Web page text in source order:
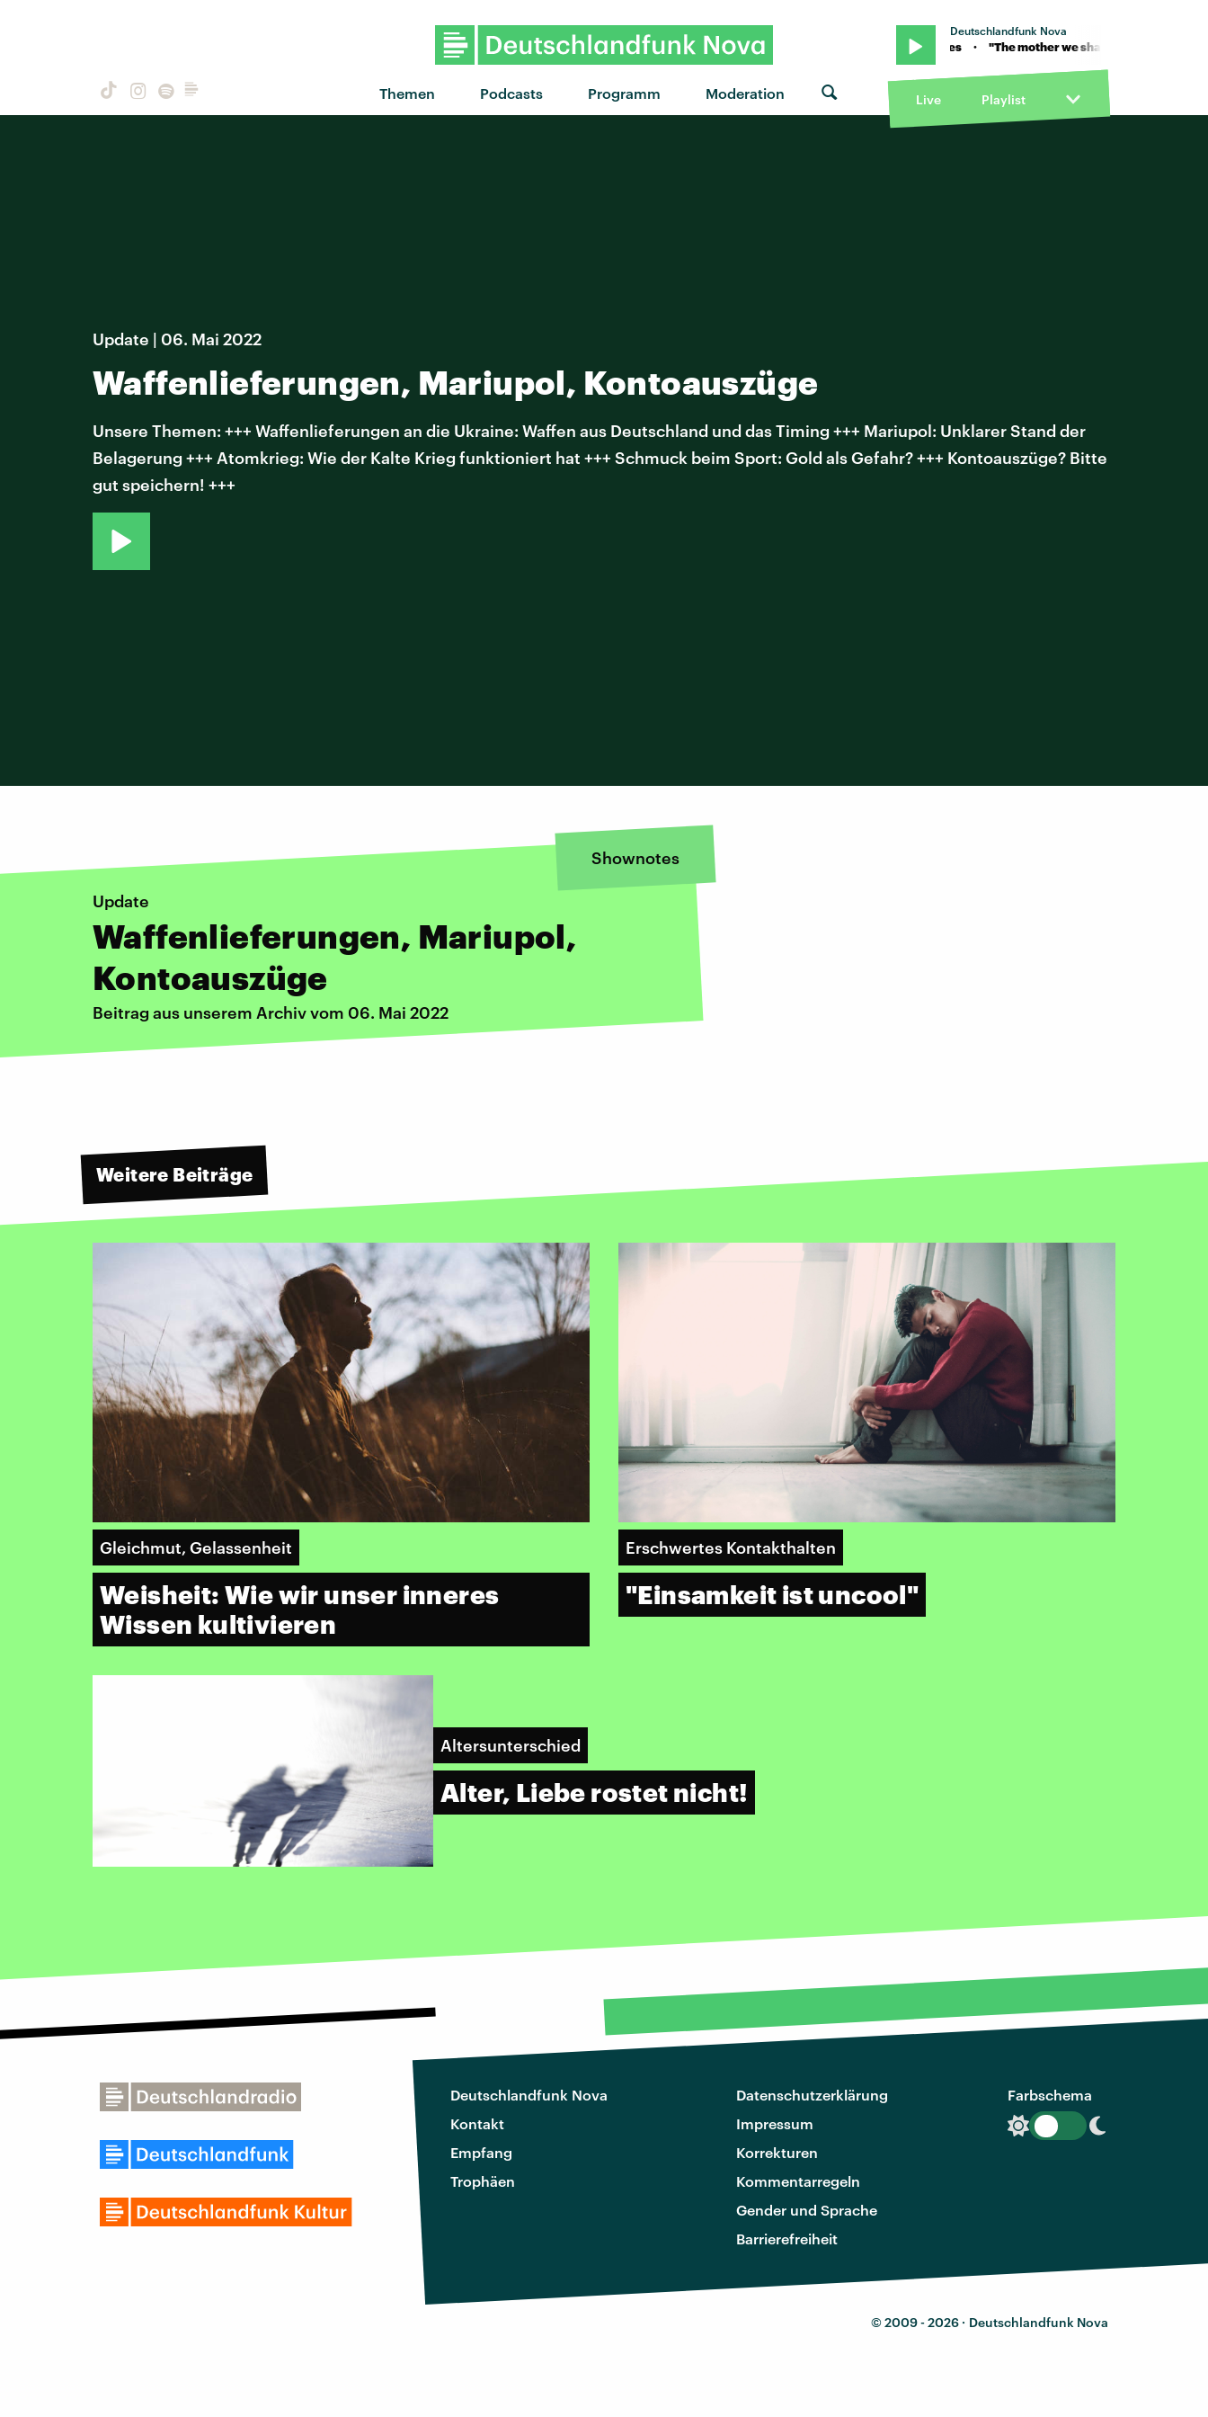
Themen Podcasts Programm Moderation
Deutschlandfunk Nova
"The mother we share" von Chvrches · "The mother we share" von Chvrches ·
Live Playlist
Update | 06. Mai 2022
Waffenlieferungen, Mariupol, Kontoauszüge
Unsere Themen: +++ Waffenlieferungen an die Ukraine: Waffen aus Deutschland und das Timing +++ Mariupol: Unklarer Stand der
Belagerung +++ Atomkrieg: Wie der Kalte Krieg funktioniert hat +++ Schmuck beim Sport: Gold als Gefahr? +++ Kontoauszüge? Bitte
gut speichern! +++
Shownotes
Update
Waffenlieferungen, Mariupol,
Kontoauszüge
Beitrag aus unserem Archiv vom 06. Mai 2022
Weitere Beiträge
Gleichmut, Gelassenheit
Weisheit: Wie wir unser inneres
Wissen kultivieren
Erschwertes Kontakthalten
"Einsamkeit ist uncool"
Altersunterschied
Alter, Liebe rostet nicht!
Deutschlandfunk Nova
Kontakt
Empfang
Trophäen
Datenschutzerklärung
Impressum
Korrekturen
Kommentarregeln
Gender und Sprache
Barrierefreiheit
Farbschema
© 2009 - 2026 · Deutschlandfunk Nova